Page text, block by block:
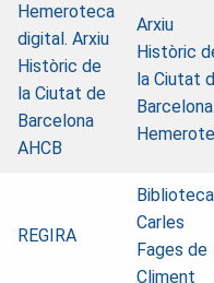
Hemeroteca
digital. Arxiu
Històric de
la Ciutat de
Barcelona
AHCB
Arxiu
Històric
la Ciutat
REGIRA
Biblioteca
Carles
Fages de
Climent